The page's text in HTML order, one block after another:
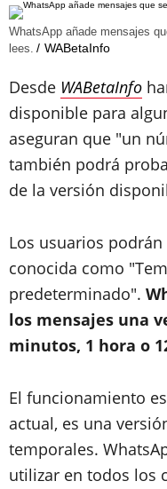
WhatsApp añade mensajes
lees.
WABetaInfo
Desde WABetaInfo
disponible para
aseguran que "un
también podrá
de la versión
Los usuarios
conocida como
predeterminado".
los mensajes una
minutos, 1 hora o
El funcionamiento
actual, es una
temporales.
utilizar en todos los